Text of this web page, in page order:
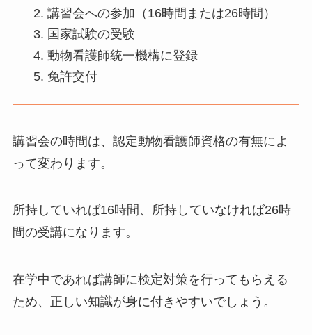
講習会への参加（16時間または26時間）
国家試験の受験
動物看護師統一機構に登録
免許交付
講習会の時間は、認定動物看護師資格の有無によ
って変わります。
所持していれば16時間、所持していなければ26時
間の受講になります。
在学中であれば講師に検定対策を行ってもらえる
ため、正しい知識が身に付きやすいでしょう。